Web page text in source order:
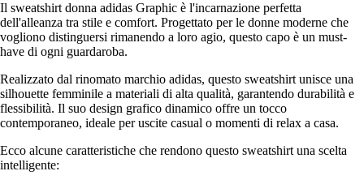
Il sweatshirt donna adidas Graphic è l'incarnazione perfetta
dell'alleanza tra stile e comfort. Progettato per le donne moderne che
vogliono distinguersi rimanendo a loro agio, questo capo è un must-
have di ogni guardaroba.
Realizzato dal rinomato marchio adidas, questo sweatshirt unisce una
silhouette femminile a materiali di alta qualità, garantendo durabilità e
flessibilità. Il suo design grafico dinamico offre un tocco
contemporaneo, ideale per uscite casual o momenti di relax a casa.
Ecco alcune caratteristiche che rendono questo sweatshirt una scelta
intelligente: